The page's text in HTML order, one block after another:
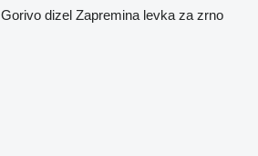
Gorivo dizel Zapremina levka za zrno